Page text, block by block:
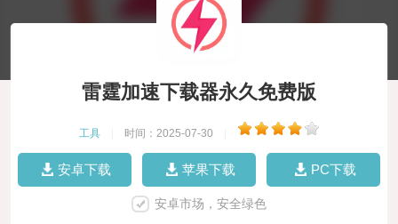
雷霆加速下载器永久免费版
工具 时间：2025-07-30
安卓下载 苹果下载 PC下载
安卓市场，安全绿色